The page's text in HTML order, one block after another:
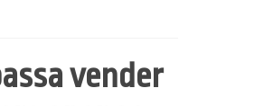
vender